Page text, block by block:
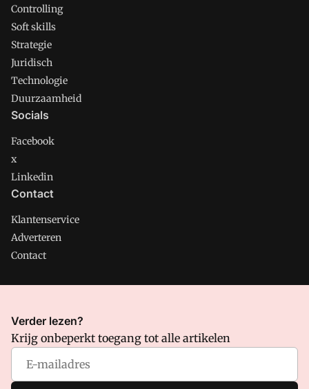
Controlling
Soft skills
Strategie
Juridisch
Technologie
Duurzaamheid
Socials
Facebook
x
Linkedin
Contact
Klantenservice
Adverteren
Contact
CMweb is onderdeel van VMN media. Lees in
waar VMN media voor staat. Op gebruik van deze site zijn de
volgende regelingen van toepassing:Algemene Voorwaarden
Privacy en Cookie beleid
Verder lezen?
Krijg onbeperkt toegang tot alle artikelen